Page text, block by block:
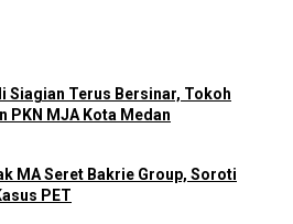
Siagian Terus Bersinar, Tokoh
PKN MJA Kota Medan
MA Seret Bakrie Group, Soroti
PET